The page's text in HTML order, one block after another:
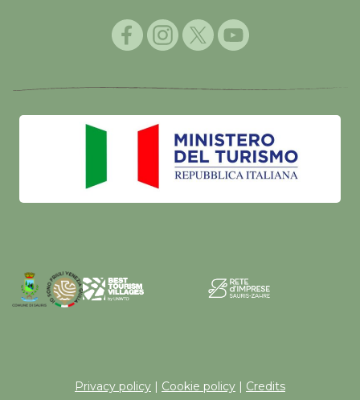
Privacy policy | Cookie policy | Credits